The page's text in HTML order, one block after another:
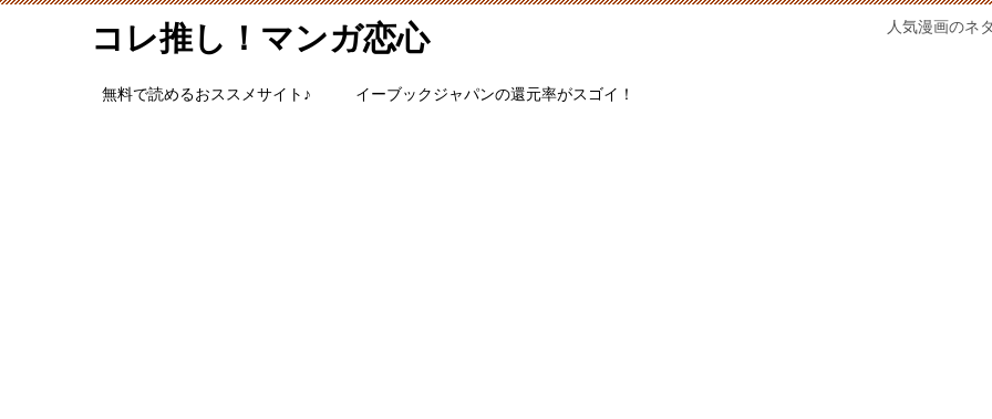
コレ推し！マンガ恋心 人気漫画のネ
無料で読めるおススメサイト♪ イーブックジャパンの還元率がスゴイ！